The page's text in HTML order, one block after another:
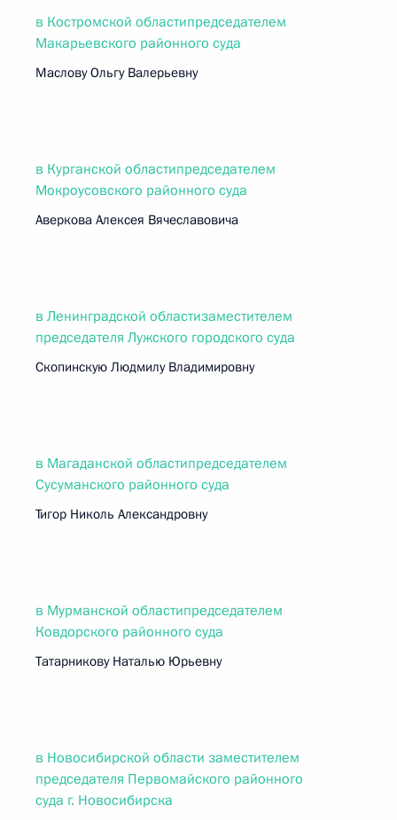
в Костромской областипредседателем
Макарьевского районного суда
Маслову Ольгу Валерьевну
в Курганской областипредседателем
Мокроусовского районного суда
Аверкова Алексея Вячеславовича
в Ленинградской областизаместителем
председателя Лужского городского суда
Скопинскую Людмилу Владимировну
в Магаданской областипредседателем
Сусуманского районного суда
Тигор Николь Александровну
в Мурманской областипредседателем
Ковдорского районного суда
Татарникову Наталью Юрьевну
в Новосибирской области заместителем
председателя Первомайского районного
суда г. Новосибирска